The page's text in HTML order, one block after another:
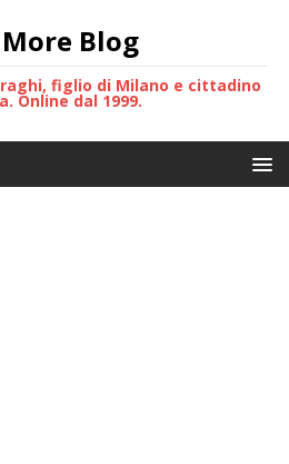
Blog
figlio di Milano e cittadino
Online dal 1999.